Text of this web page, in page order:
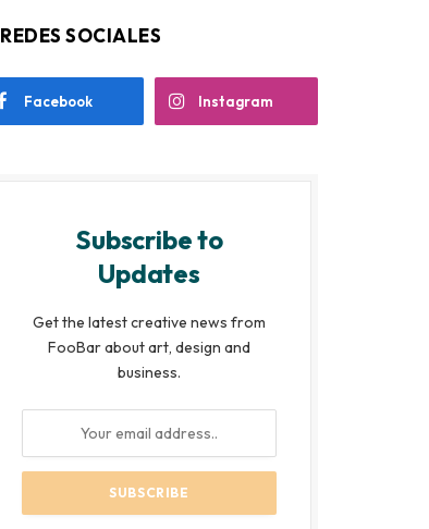
REDES SOCIALES
Facebook Instagram
Subscribe to
Updates
Get the latest creative news from
FooBar about art, design and
business.